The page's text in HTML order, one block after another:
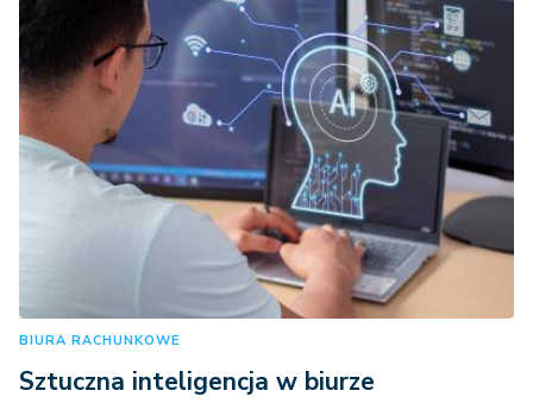
BIURA RACHUNKOWE
Sztuczna inteligencja w biurze